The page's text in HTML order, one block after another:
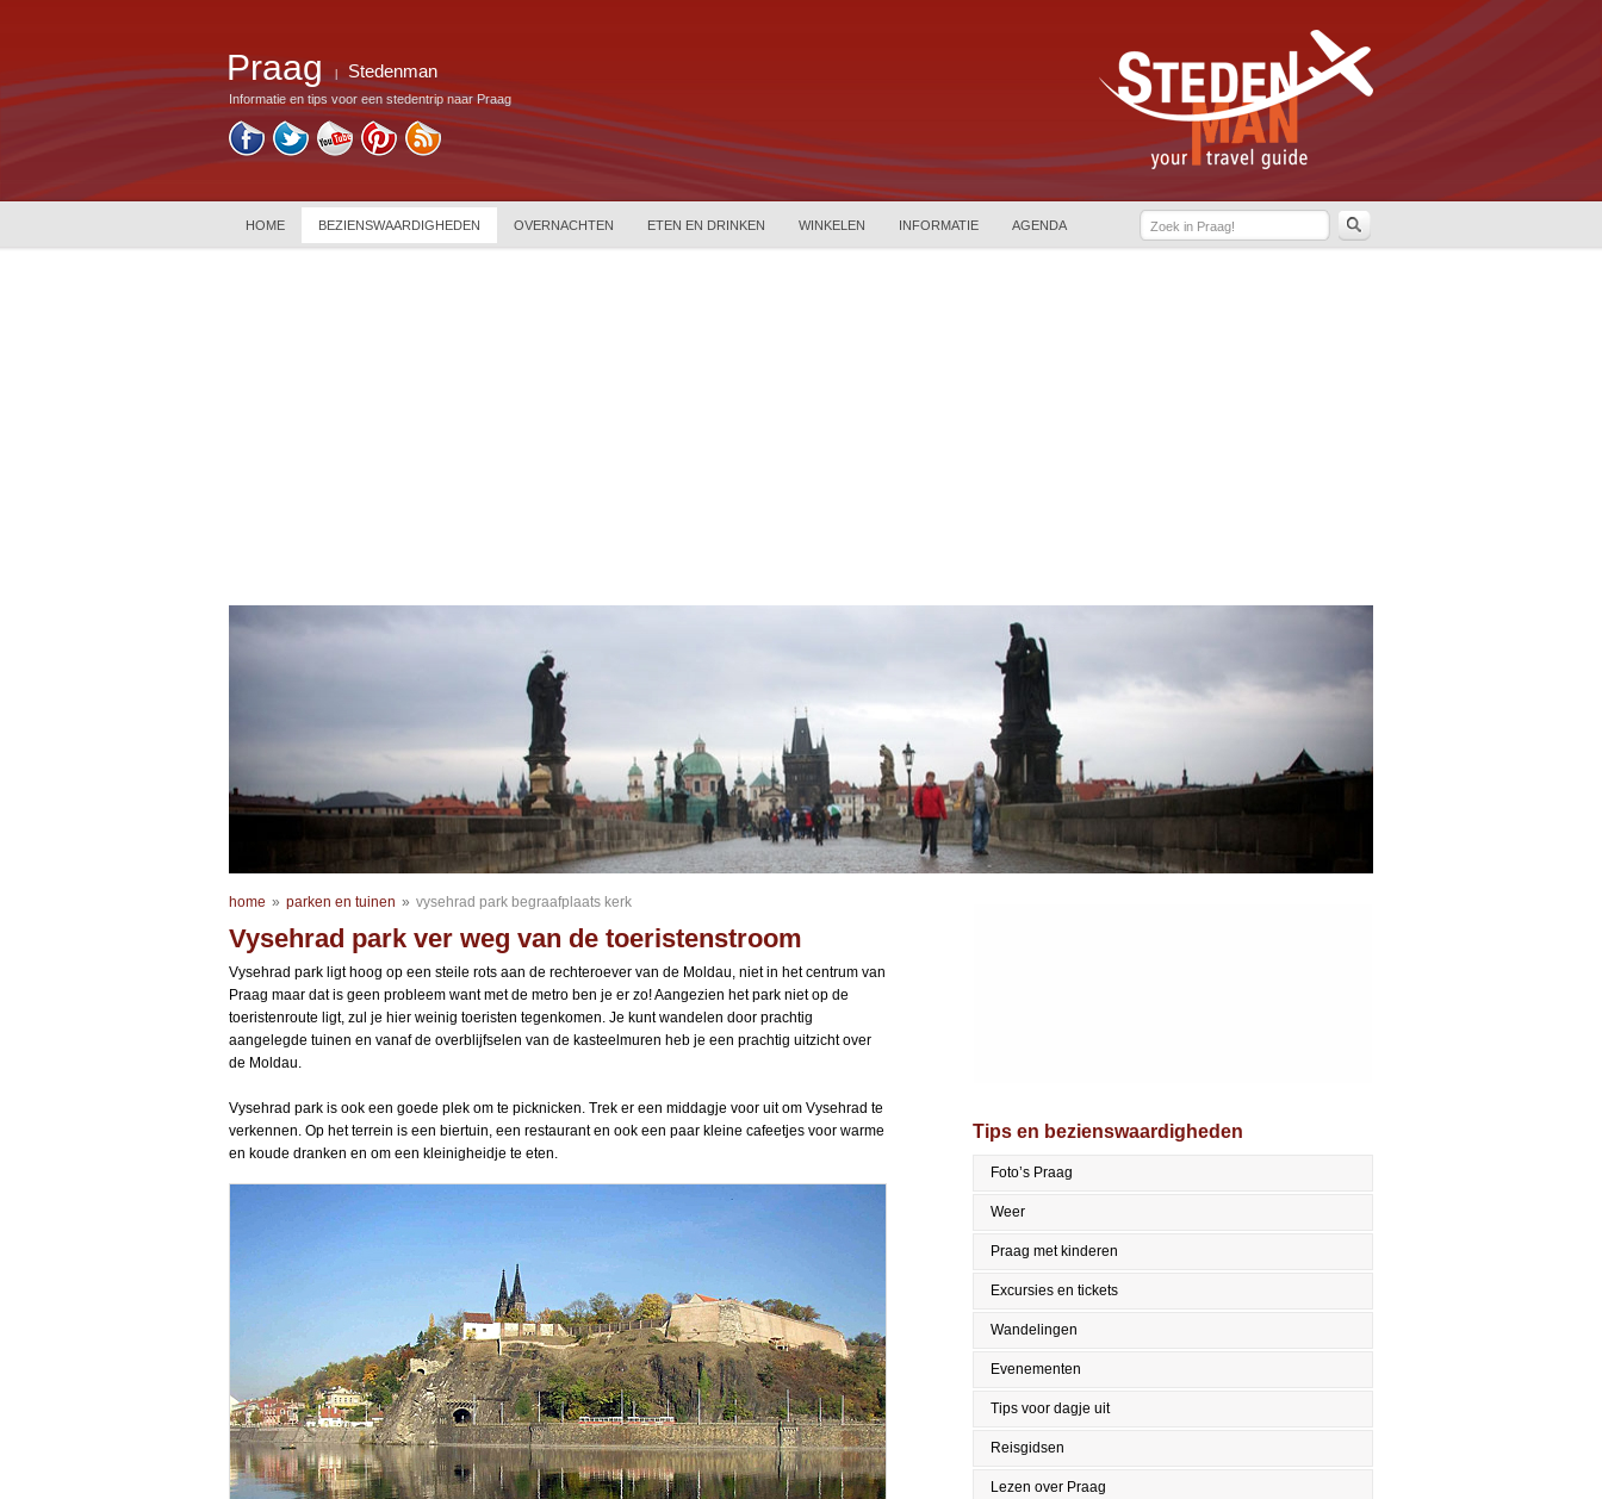
Praag Stedenman
Informatie en tips voor een stedentrip naar Praag
HOME BEZIENSWAARDIGHEDEN OVERNACHTEN ETEN EN DRINKEN WINKELEN INFORMATIE AGENDA
home » parken en tuinen » vysehrad park begraafplaats kerk
Vysehrad park ver weg van de toeristenstroom
Vysehrad park ligt hoog op een steile rots aan de rechteroever van de Moldau, niet in het centrum van
Praag maar dat is geen probleem want met de metro ben je er zo! Aangezien het park niet op de
toeristenroute ligt, zul je hier weinig toeristen tegenkomen. Je kunt wandelen door prachtig
aangelegde tuinen en vanaf de overblijfselen van de kasteelmuren heb je een prachtig uitzicht over
de Moldau.
Vysehrad park is ook een goede plek om te picknicken. Trek er een middagje voor uit om Vysehrad te
verkennen. Op het terrein is een biertuin, een restaurant en ook een paar kleine cafeetjes voor warme
en koude dranken en om een kleinigheidje te eten.
Tips en bezienswaardigheden
Foto’s Praag
Weer
Praag met kinderen
Excursies en tickets
Wandelingen
Evenementen
Tips voor dagje uit
Reisgidsen
Lezen over Praag